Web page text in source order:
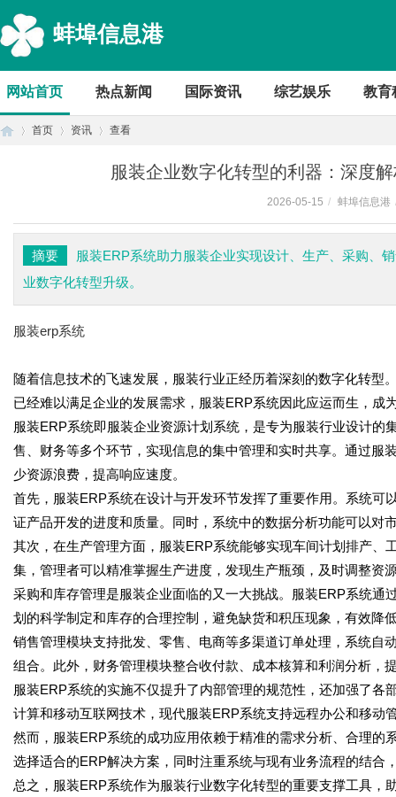
蚌埠信息港
网站首页 热点新闻 国际资讯 综艺娱乐 教育
首页 资讯 查看
服装企业数字化转型的利器：深度
2026-05-15 / 蚌埠信息港
摘要
服装ERP系统助力服装企业实现设计、生产、采购、
业数字化转型升级。
服装erp系统
随着信息技术的飞速发展，服装行业正经历着深刻的数字化转
已经难以满足企业的发展需求，服装ERP系统因此应运而生，成
服装ERP系统即服装企业资源计划系统，是专为服装行业设计
售、财务等多个环节，实现信息的集中管理和实时共享。通过服
少资源浪费，提高响应速度。
首先，服装ERP系统在设计与开发环节发挥了重要作用。系统
证产品开发的进度和质量。同时，系统中的数据分析功能可以对
其次，在生产管理方面，服装ERP系统能够实现车间计划排产
集，管理者可以精准掌握生产进度，发现生产瓶颈，及时调整资
采购和库存管理是服装企业面临的又一大挑战。服装ERP系统
划的科学制定和库存的合理控制，避免缺货和积压现象，有效降
销售管理模块支持批发、零售、电商等多渠道订单处理，系统自
组合。此外，财务管理模块整合收付款、成本核算和利润分析，
服装ERP系统的实施不仅提升了内部管理的规范性，还加强了
计算和移动互联网技术，现代服装ERP系统支持远程办公和移动
然而，服装ERP系统的成功应用依赖于精准的需求分析、合理
选择适合的ERP解决方案，同时注重系统与现有业务流程的结合
总之，服装ERP系统作为服装行业数字化转型的重要支撑工具